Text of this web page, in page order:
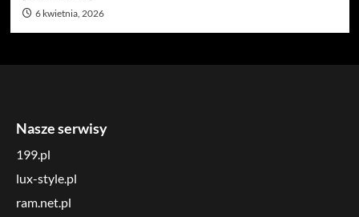
6 kwietnia, 2026
Nasze serwisy
199.pl
lux-style.pl
ram.net.pl